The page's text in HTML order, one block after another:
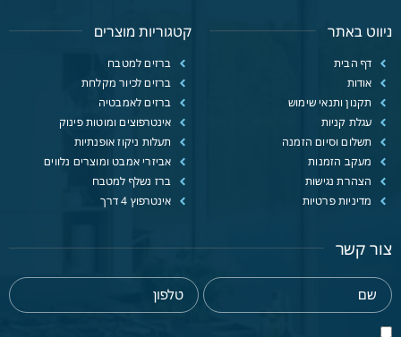
ניווט באתר
דף הבית
אודות
תקנון ותנאי שימוש
עגלת קניות
תשלום וסיום הזמנה
מעקב הזמנות
הצהרת נגישות
מדיניות פרטיות
קטגוריות מוצרים
ברזים למטבח
ברזים לכיור מקלחת
ברזים לאמבטיה
אינטרפוצים ומוטות פינוק
תעלות ניקוז אופנתיות
אביזרי אמבט ומוצרים נלווים
ברז נשלף למטבח
אינטרפוץ 4 דרך
צור קשר